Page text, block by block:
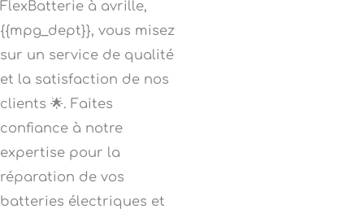
FlexBatterie à avrille,
{{mpg_dept}}, vous misez
sur un service de qualité
et la satisfaction de nos
clients 🌟. Faites
confiance à notre
expertise pour la
réparation de vos
batteries électriques et